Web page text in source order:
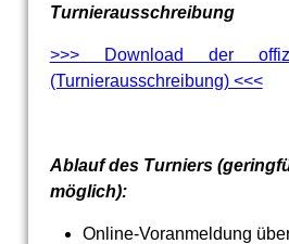
Turnierausschreibung
>>> Download der
(Turnierausschreibung) <<<
Ablauf des Turniers
möglich):
Online-Voranmeldung